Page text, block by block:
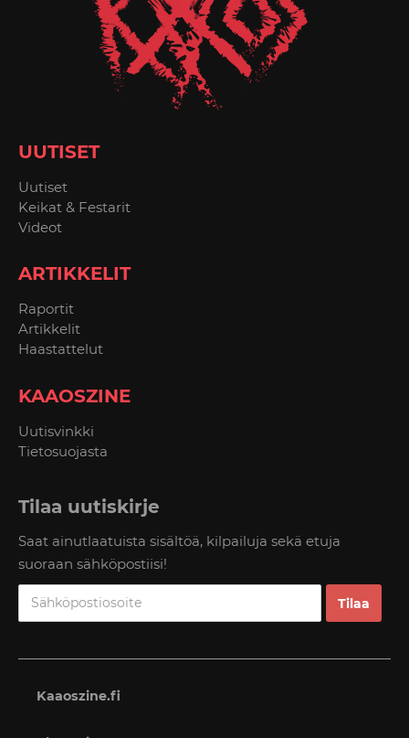
UUTISET
Uutiset
Keikat & Festarit
Videot
ARTIKKELIT
Raportit
Artikkelit
Haastattelut
KAAOSZINE
Uutisvinkki
Tietosuojasta
Tilaa uutiskirje
Saat ainutlaatuista sisältöä, kilpailuja sekä etuja
suoraan sähköpostiisi!
Kaaoszine.fi